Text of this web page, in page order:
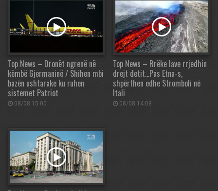
Top News – Dronët ngrenë në
këmbë Gjermaninë / Shihen mbi
bazën ushtarake ku ruhen
sistemet Patriot
08/08 15:00
Top News – Rrëke lave rrjedhin
drejt detit…Pas Etna-s,
shpërthen edhe Stromboli në
Itali
08/08 14:08